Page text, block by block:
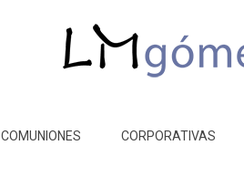
COMUNIONES CORPORATIVAS